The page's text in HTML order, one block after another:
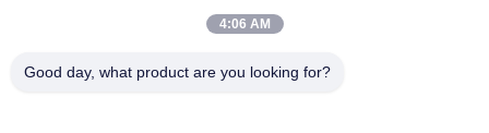
Kappengolfsport-Hutkappen der Baseballmütze des
4:06 AM
Good day, what product are you looking for?